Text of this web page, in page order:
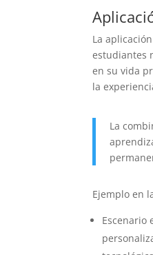
La
estudiantes
en su vida
la
La
Ejemplo en
Escenario